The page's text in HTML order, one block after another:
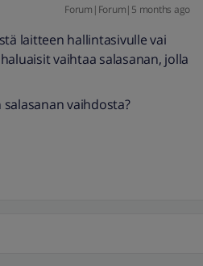
Forum|Forum|5 months ago
laitteen hallintasivulle vai
vaihtaa salasanan, jolla
vaihdosta?